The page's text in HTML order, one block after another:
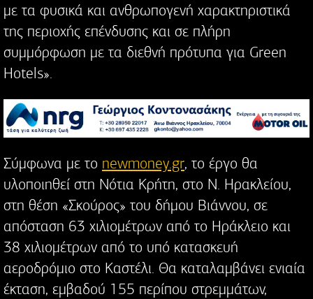
με τα φυσικά και ανθρωπογενή χαρακτηριστικά
της περιοχής επένδυσης και σε πλήρη
συμμόρφωση με τα διεθνή πρότυπα για Green
Hotels».
Σύμφωνα με το newmoney.gr, το έργο θα
υλοποιηθεί στη Νότια Κρήτη, στο Ν. Ηρακλείου,
στη θέση «Σκούρος» του δήμου Βιάννου, σε
απόσταση 63 χιλιομέτρων από το Ηράκλειο και
38 χιλιομέτρων από το υπό κατασκευή
αεροδρόμιο στο Καστέλι. Θα καταλαμβάνει ενιαία
έκταση, εμβαδού 155 περίπου στρεμμάτων,